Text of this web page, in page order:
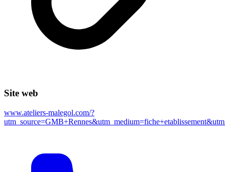
Site web
www.ateliers-malegol.com/?